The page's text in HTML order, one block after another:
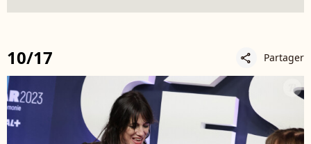
10/17 share Partager